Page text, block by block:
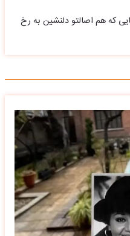
که هم اصالتو دلنشین به رخ